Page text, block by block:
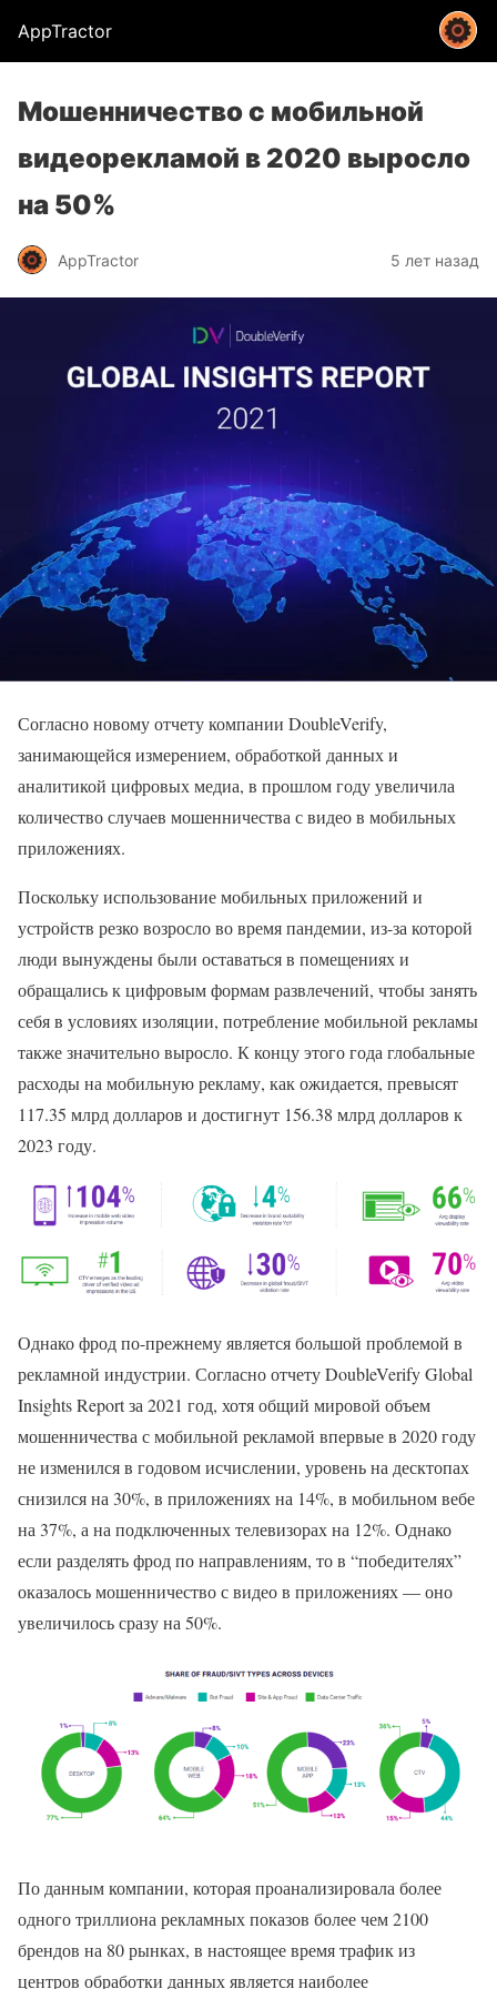
AppTractor
Мошенничество с мобильной
видеорекламой в 2020 выросло
на 50%
AppTractor 5 лет назад
Согласно новому отчету компании DoubleVerify,
занимающейся измерением, обработкой данных и
аналитикой цифровых медиа, в прошлом году увеличила
количество случаев мошенничества с видео в мобильных
приложениях.
Поскольку использование мобильных приложений и
устройств резко возросло во время пандемии, из-за которой
люди вынуждены были оставаться в помещениях и
обращались к цифровым формам развлечений, чтобы занять
себя в условиях изоляции, потребление мобильной рекламы
также значительно выросло. К концу этого года глобальные
расходы на мобильную рекламу, как ожидается, превысят
117.35 млрд долларов и достигнут 156.38 млрд долларов к
2023 году.
Однако фрод по-прежнему является большой проблемой в
рекламной индустрии. Согласно отчету DoubleVerify Global
Insights Report за 2021 год, хотя общий мировой объем
мошенничества с мобильной рекламой впервые в 2020 году
не изменился в годовом исчислении, уровень на десктопах
снизился на 30%, в приложениях на 14%, в мобильном вебе
на 37%, а на подключенных телевизорах на 12%. Однако
если разделять фрод по направлениям, то в “победителях”
оказалось мошенничество с видео в приложениях — оно
увеличилось сразу на 50%.
По данным компании, которая проанализировала более
одного триллиона рекламных показов более чем 2100
брендов на 80 рынках, в настоящее время трафик из
центров обработки данных является наиболее